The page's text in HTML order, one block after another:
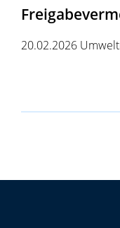
20.02.2026